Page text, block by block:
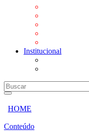
Institucional
HOME
Conteúdo